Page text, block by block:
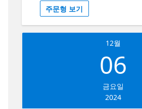
Azure, simplifying complex
enhancing productivity. We
how GitHub Copilot can
deployment code, enabling
provisioning in Microsoft
we will delve into the creation
Azure deployments. This
converting existing
주문형 보기
12월
06
금요일
2024